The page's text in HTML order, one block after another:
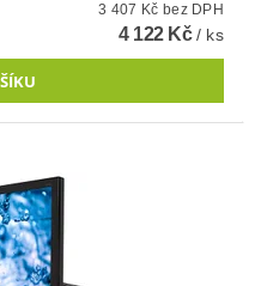
3 407 Kč bez DPH
4 122 Kč/ ks